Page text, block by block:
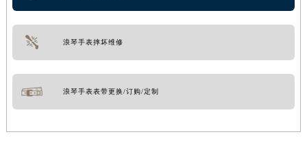
浪琴手表摔坏维修
浪琴手表表带更换/订购/定制